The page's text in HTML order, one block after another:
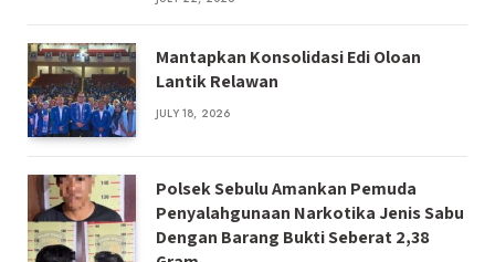
Mantapkan Konsolidasi Edi Oloan
Lantik Relawan
JULY 18, 2026
Polsek Sebulu Amankan Pemuda
Penyalahgunaan Narkotika Jenis Sabu
Dengan Barang Bukti Seberat 2,38